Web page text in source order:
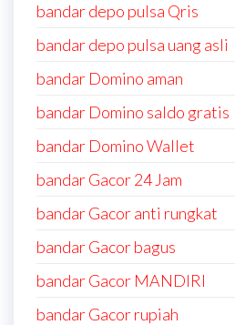
bandar depo pulsa Qris
bandar depo pulsa uang asli
bandar Domino aman
bandar Domino saldo gratis
bandar Domino Wallet
bandar Gacor 24 Jam
bandar Gacor anti rungkat
bandar Gacor bagus
bandar Gacor MANDIRI
bandar Gacor rupiah